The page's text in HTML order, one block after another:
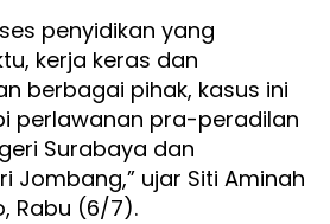
penyidikan yang
kerja keras dan
berbagai pihak, kasus ini
perlawanan pra-peradilan
Surabaya dan
Jombang,” ujar Siti Aminah
Rabu (6/7).